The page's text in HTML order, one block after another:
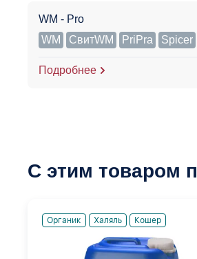
WM - Pro
WM
СвитWM PriPra Spicer
Подробнее
С этим товаром
Органик Халяль Кошер